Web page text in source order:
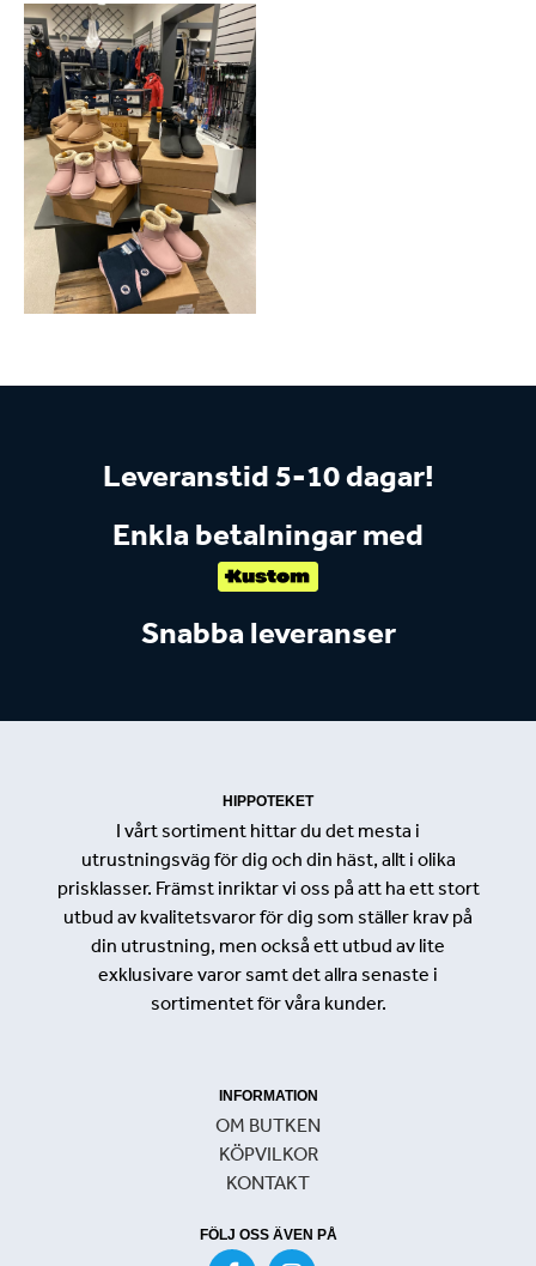
Leveranstid 5-10 dagar!
Enkla betalningar med
Snabba leveranser
HIPPOTEKET
I vårt sortiment hittar du det mesta i
utrustningsväg för dig och din häst, allt i olika
prisklasser. Främst inriktar vi oss på att ha ett stort
utbud av kvalitetsvaror för dig som ställer krav på
din utrustning, men också ett utbud av lite
exklusivare varor samt det allra senaste i
sortimentet för våra kunder.
INFORMATION
OM BUTKEN
KÖPVILKOR
KONTAKT
FÖLJ OSS ÄVEN PÅ